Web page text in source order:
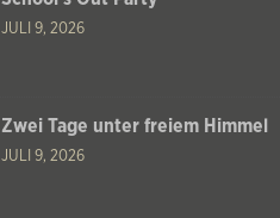
JULI 9, 2026
Zwei Tage unter freiem Himmel
JULI 9, 2026